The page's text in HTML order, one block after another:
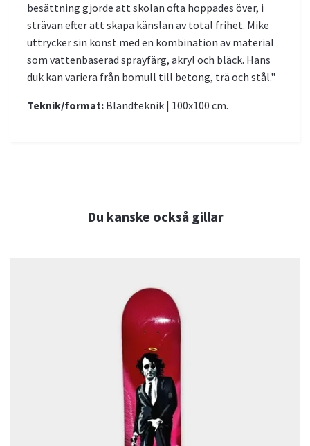
besättning gjorde att skolan ofta hoppades över, i
strävan efter att skapa känslan av total frihet. Mike
uttrycker sin konst med en kombination av material
som vattenbaserad sprayfärg, akryl och bläck. Hans
duk kan variera från bomull till betong, trä och stål."
Teknik/format: Blandteknik | 100x100 cm.